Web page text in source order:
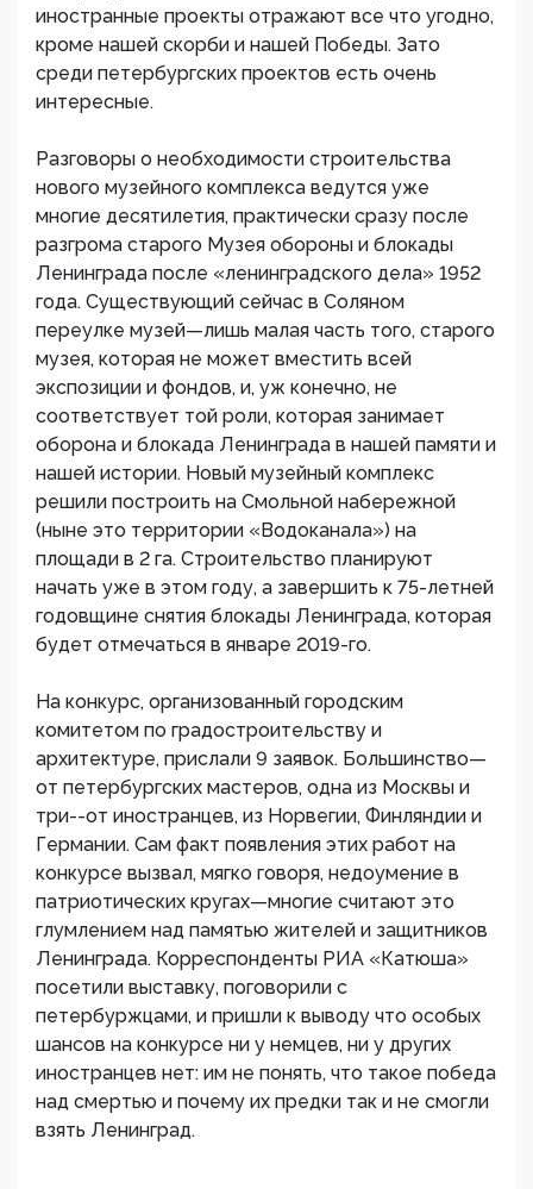
иностранные проекты отражают все что угодно,
кроме нашей скорби и нашей Победы. Зато
среди петербургских проектов есть очень
интересные.
Разговоры о необходимости строительства
нового музейного комплекса ведутся уже
многие десятилетия, практически сразу после
разгрома старого Музея обороны и блокады
Ленинграда после «ленинградского дела» 1952
года. Существующий сейчас в Соляном
переулке музей—лишь малая часть того, старого
музея, которая не может вместить всей
экспозиции и фондов, и, уж конечно, не
соответствует той роли, которая занимает
оборона и блокада Ленинграда в нашей памяти и
нашей истории. Новый музейный комплекс
решили построить на Смольной набережной
(ныне это территории «Водоканала») на
площади в 2 га. Строительство планируют
начать уже в этом году, а завершить к 75-летней
годовщине снятия блокады Ленинграда, которая
будет отмечаться в январе 2019-го.
На конкурс, организованный городским
комитетом по градостроительству и
архитектуре, прислали 9 заявок. Большинство—
от петербургских мастеров, одна из Москвы и
три--от иностранцев, из Норвегии, Финляндии и
Германии. Сам факт появления этих работ на
конкурсе вызвал, мягко говоря, недоумение в
патриотических кругах—многие считают это
глумлением над памятью жителей и защитников
Ленинграда. Корреспонденты РИА «Катюша»
посетили выставку, поговорили с
петербуржцами, и пришли к выводу что особых
шансов на конкурсе ни у немцев, ни у других
иностранцев нет: им не понять, что такое победа
над смертью и почему их предки так и не смогли
взять Ленинград.